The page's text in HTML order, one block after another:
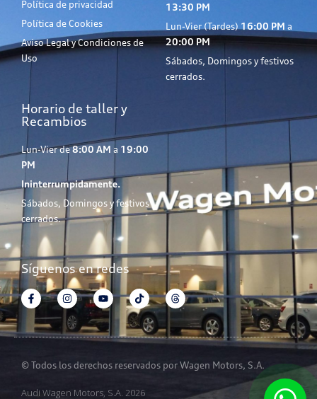
Política de privacidad
Política de Cookies
Aviso Legal y Condiciones de
Uso
13:30 PM
Lun-Vier (Tardes) 16:00 PM a
20:00 PM
Sábados, Domingos y festivos
cerrados.
Horario de taller y
Recambios
Lun-Vier de8:00 AM a 19:00
PM
Ininterrumpidamente.
Sábados, Domingos y festivos
cerrados.
Síguenos en redes
© Todos los derechos reservados por Wagen Motors, S.A.
Audi Wagen Motors, S.A. 2026